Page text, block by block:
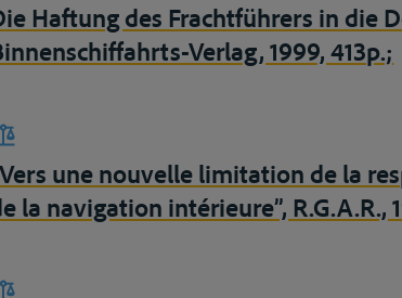
Haftung des Frachtführers in die
Verlag, 1999, 413p.;
une nouvelle limitation de la
la navigation intérieure”, R.G.A.R.,